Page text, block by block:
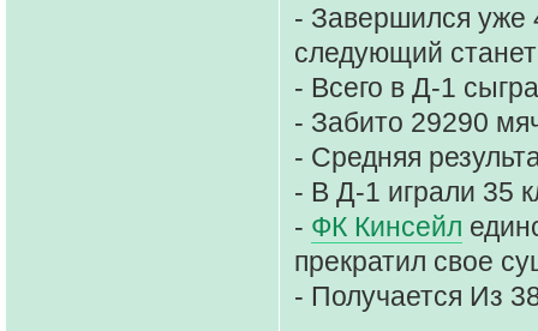
- Завершился уже
следующий
- Всего в Д-1
- Забито 29290
- Средняя
- В Д-1 играли 35
- ФК Кинсейл
прекратил свое
- Получается Из